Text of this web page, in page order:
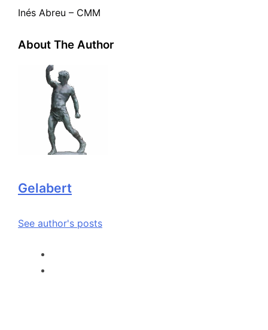
Inés Abreu – CMM
About The Author
Gelabert
See author's posts